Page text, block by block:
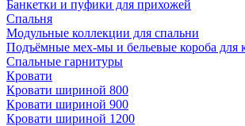
Банкетки и пуфики для прихожей
Спальня
Модульные коллекции для спальни
Подъёмные мех-мы и бельевые короба для
Спальные гарнитуры
Кровати
Кровати шириной 800
Кровати шириной 900
Кровати шириной 1200